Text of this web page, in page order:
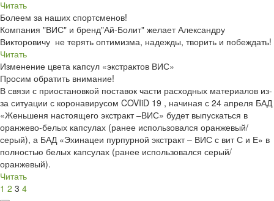
Читать
Болеем за наших спортсменов!
Компания "ВИС" и бренд"Ай-Болит" желает Александру
Викторовичу не терять оптимизма, надежды, творить и побеждать!
Читать
Изменение цвета капсул «экстрактов ВИС»
Просим обратить внимание!
В связи с приостановкой поставок части расходных материалов из-
за ситуации с коронавирусом COVIiD 19 , начиная с 24 апреля БАД
«Женьшеня настоящего экстракт –ВИС» будет выпускаться в
оранжево-белых капсулах (ранее использовался оранжевый/
серый), а БАД «Эхинацеи пурпурной экстракт – ВИС с вит С и Е» в
полностью белых капсулах (ранее использовался серый/
оранжевый).
Читать
1 2 3 4